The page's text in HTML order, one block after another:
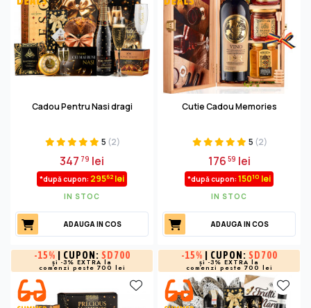
Cadou Pentru Nasi dragi
5 (2)
347 79 lei
*după cupon: 29562 lei
IN STOC
ADAUGA IN COS
Cutie Cadou Memories
5 (2)
17659 lei
*după cupon: 15010 lei
IN STOC
ADAUGA IN COS
-15% | CUPON: SD700
și -3% EXTRA la
comenzi peste 700 lei
-15% | CUPON: SD700
și -3% EXTRA la
comenzi peste 700 lei